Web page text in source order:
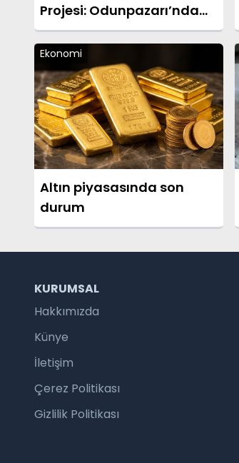
Projesi: Odunpazarı’nda
Kreş Kayıtları Başladı
Ekonomi
Altın piyasasında son
durum
KURUMSAL
Hakkımızda
Künye
İletişim
Çerez Politikası
Gizlilik Politikası